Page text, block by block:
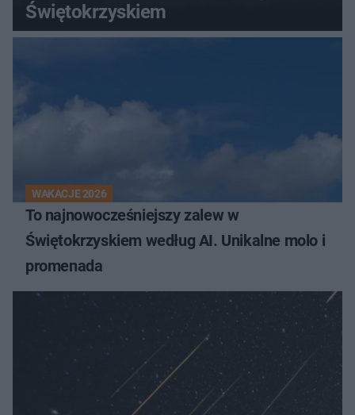
Świętokrzyskiem
WAKACJE 2026
To najnowocześniejszy zalew w
Świętokrzyskiem według AI. Unikalne molo i
promenada